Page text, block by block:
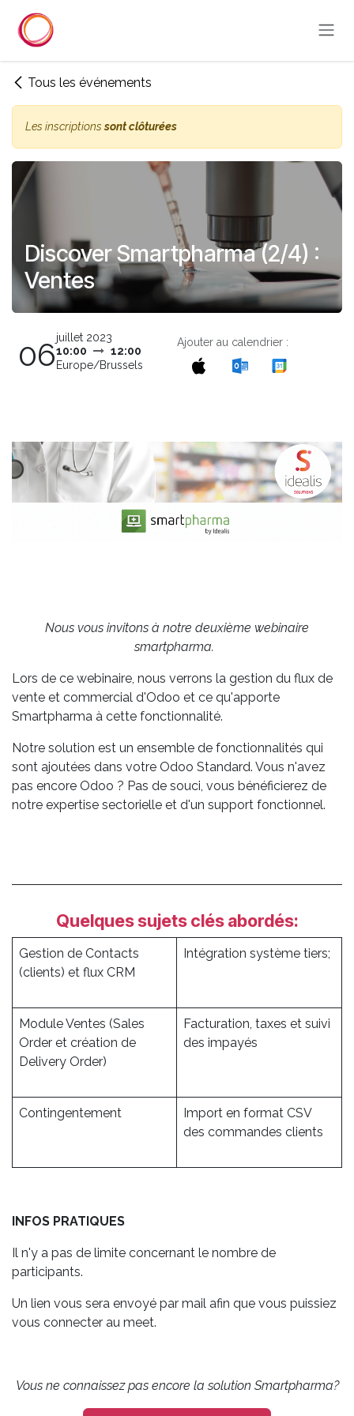
Tous les événements
Les inscriptionssont clôturées
Discover Smartpharma (2/4) :
Ventes
06juillet 2023
10:00
12:00
Europe/Brussels
Ajouter au calendrier :
Nous vous invitons à notre deuxième webinaire
smartpharma.
Lors de ce webinaire, nous verrons la gestion du flux de
vente et commercial d'Odoo et ce qu'apporte
Smartpharma à cette fonctionnalité.
Notre solution est un ensemble de fonctionnalités qui
sont ajoutées dans votre Odoo Standard. Vous n'avez
pas encore Odoo ? Pas de souci, vous bénéficierez de
notre expertise sectorielle et d'un support fonctionnel.
Quelques sujets clés abordés:
Gestion de Contacts
(clients) et flux CRM
Intégration système tiers;
Module Ventes (Sales
Order et création de
Delivery Order)
Facturation, taxes et suivi
des impayés
Contingentement
Import en format CSV
des commandes clients
INFOS PRATIQUES
Il n'y a pas de limite concernant le nombre de
participants.
Un lien vous sera envoyé par mail afin que vous puissiez
vous connecter au meet.
Vous ne connaissez pas encore la solution Smartpharma?